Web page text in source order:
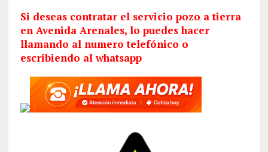
Si deseas contratar el servicio pozo a tierra
en Avenida Arenales, lo puedes hacer
llamando al numero telefónico o
escribiendo al whatsapp